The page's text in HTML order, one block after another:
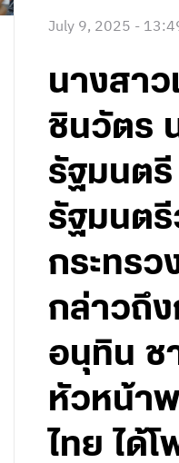
July 9, 2025 -
นางสา
ชินวัตร
รัฐมนตรี
รัฐมนตรี
กระทร
กล่าวถึ
อนุทิน ช
หัวหน้า
ไทย ได้